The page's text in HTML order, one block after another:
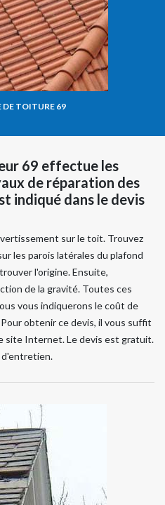
DE TOITURE 69
69 effectue les
de réparation des
indiqué dans le devis
sur le toit. Trouvez
les parois latérales du plafond
l'origine. Ensuite,
de la gravité. Toutes ces
vous indiquerons le coût de
obtenir ce devis, il vous suffit
site Internet. Le devis est gratuit.
d'entretien.